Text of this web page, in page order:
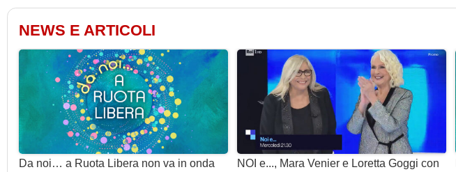
NEWS E ARTICOLI
Da noi… a Ruota Libera non va in onda NOI e..., Mara Venier e Loretta Goggi con